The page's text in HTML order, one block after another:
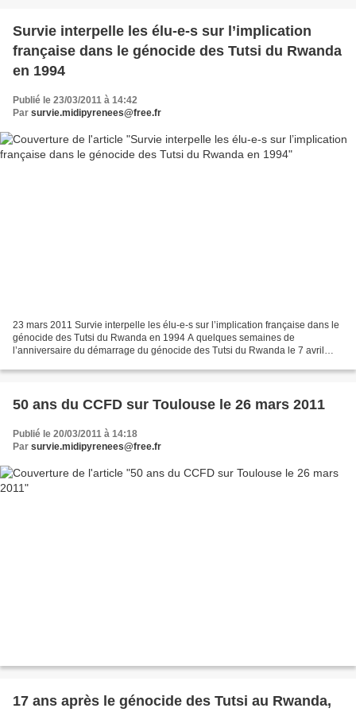
Survie interpelle les élu-e-s sur l’implication
française dans le génocide des Tutsi du Rwanda
en 1994
Publié le 23/03/2011 à 14:42
Par survie.midipyrenees@free.fr
23 mars 2011 Survie interpelle les élu-e-s sur l’implication française dans le
génocide des Tutsi du Rwanda en 1994 A quelques semaines de
l’anniversaire du démarrage du génocide des Tutsi du Rwanda le 7 avril
50 ans du CCFD sur Toulouse le 26 mars 2011
Publié le 20/03/2011 à 14:18
Par survie.midipyrenees@free.fr
17 ans après le génocide des Tutsi au Rwanda,